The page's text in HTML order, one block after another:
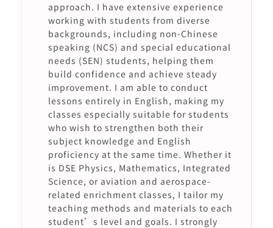
approach. I have extensive experience
working with students from diverse
backgrounds, including non-Chinese
speaking (NCS) and special educational
needs (SEN) students, helping them
build confidence and achieve steady
improvement. I am able to conduct
lessons entirely in English, making my
classes especially suitable for students
who wish to strengthen both their
subject knowledge and English
proficiency at the same time. Whether it
is DSE Physics, Mathematics, Integrated
Science, or aviation and aerospace-
related enrichment classes, I tailor my
teaching methods and materials to each
student’s level and goals. I strongly